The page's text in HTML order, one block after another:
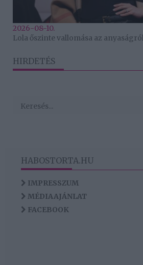
2026-08-10.
Lola őszinte vallomása az anyaságról
HIRDETÉS
HABOSTORTA.HU
IMPRESSZUM
MÉDIAAJÁNLAT
FACEBOOK